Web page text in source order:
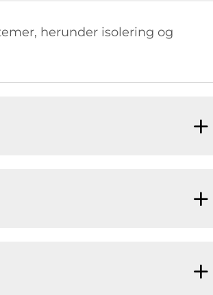
herunder isolering og